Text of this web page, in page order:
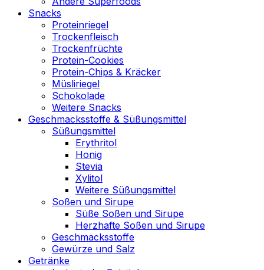
Snacks
Proteinriegel
Trockenfleisch
Trockenfrüchte
Protein-Cookies
Protein-Chips & Kräcker
Müsliriegel
Schokolade
Weitere Snacks
Geschmacksstoffe & Süßungsmittel
Süßungsmittel
Erythritol
Honig
Stevia
Xylitol
Weitere Süßungsmittel
Soßen und Sirupe
Süße Soßen und Sirupe
Herzhafte Soßen und Sirupe
Geschmacksstoffe
Gewürze und Salz
Getränke